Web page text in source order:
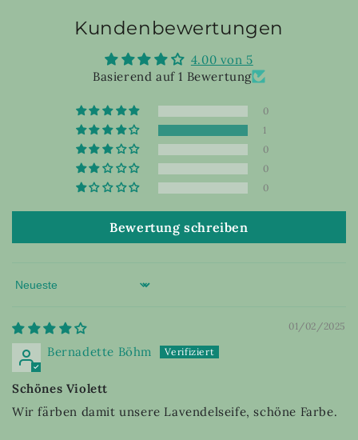
Kundenbewertungen
4.00 von 5
Basierend auf 1 Bewertung
0
1
0
0
0
Bewertung schreiben
Sort by
01/02/2025
Bernadette Böhm
Schönes Violett
Wir färben damit unsere Lavendelseife, schöne Farbe.